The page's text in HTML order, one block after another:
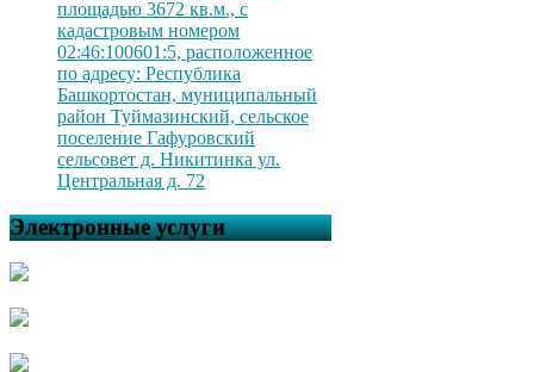
площадью 3672 кв.м., с
кадастровым номером
02:46:100601:5, расположенное
по адресу: Республика
Башкортостан, муниципальный
район Туймазинский, сельское
поселение Гафуровский
сельсовет д. Никитинка ул.
Центральная д. 72
Электронные услуги